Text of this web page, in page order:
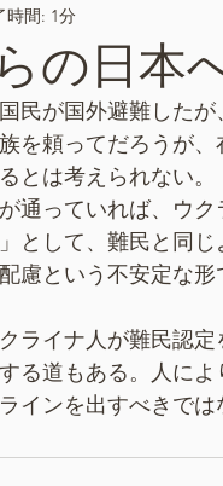
の日本
時間: 1分
民が国外避難した
を頼ってだろうが
とは考えられない。
通っていれば、ウ
として、難民と同
慮という不安定な
ライナ人が難民認
る道もある。人に
インを出すべきでは